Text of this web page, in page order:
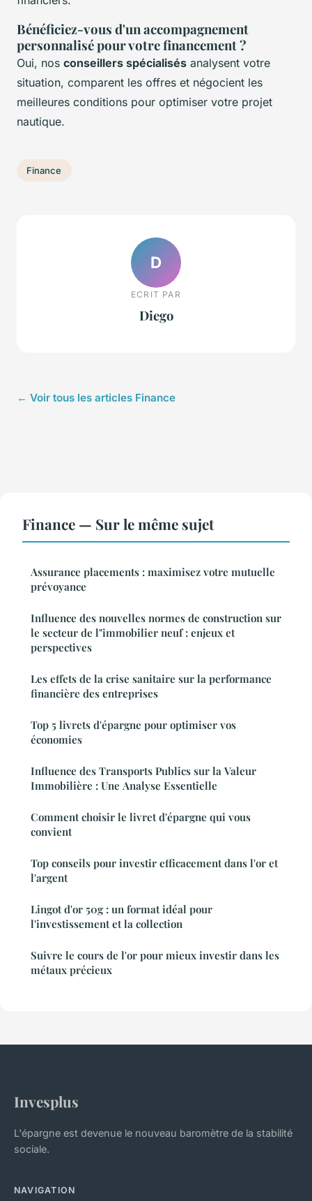
Bénéficiez-vous d'un accompagnement
personnalisé pour votre financement ?
Oui, nos conseillers spécialisés analysent votre
situation, comparent les offres et négocient les
meilleures conditions pour optimiser votre projet
nautique.
Finance
D
ECRIT PAR
Diego
← Voir tous les articles Finance
Finance — Sur le même sujet
Assurance placements : maximisez votre mutuelle
prévoyance
Influence des nouvelles normes de construction sur
le secteur de l"immobilier neuf : enjeux et
perspectives
Les effets de la crise sanitaire sur la performance
financière des entreprises
Top 5 livrets d'épargne pour optimiser vos
économies
Influence des Transports Publics sur la Valeur
Immobilière : Une Analyse Essentielle
Comment choisir le livret d'épargne qui vous
convient
Top conseils pour investir efficacement dans l'or et
l'argent
Lingot d'or 50g : un format idéal pour
l'investissement et la collection
Suivre le cours de l'or pour mieux investir dans les
métaux précieux
Invesplus
L'épargne est devenue le nouveau baromètre de la stabilité
sociale.
NAVIGATION